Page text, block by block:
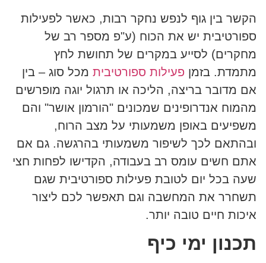
הקשר בין גוף לנפש נחקר רבות, כאשר לפעילות
ספורטיבית יש את הכוח (ע"פ מספר רב של
מחקרים) לסייע במקרים של תחושת לחץ
מתמדת. בזמןפעילות ספורטיביתמכל סוג – בין
אם מדובר בריצה, הליכה או תרגול יוגה מופרשים
מהמוח אנדרופינים שמכונים "הורמון אושר" והם
משפיעים באופן משמעותי על מצב הרוח,
ובהתאם לכך לשיפור משמעותי בהרגשה. גם אם
אתם חשים עומס רב בעבודה, הקדישו לפחות חצי
שעה בכל יום לטובת פעילות ספורטיבית שגם
תשחרר את המחשבה וגם תאפשר לכם ליצור
איכות חיים טובה יותר.
תכנון ימי כיף